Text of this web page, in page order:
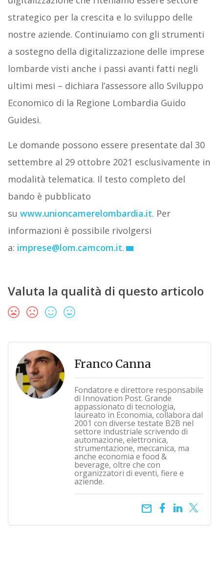
strategico per la crescita e lo sviluppo delle
nostre aziende. Continuiamo con gli strumenti
a sostegno della digitalizzazione delle imprese
lombarde visti anche i passi avanti fatti negli
ultimi mesi – dichiara l’assessore allo Sviluppo
Economico di la Regione Lombardia Guido
Guidesi.
Le domande possono essere presentate dal 30
settembre al 29 ottobre 2021 esclusivamente in
modalità telematica. Il testo completo del
bando è pubblicato
su www.unioncamerelombardia.it. Per
informazioni è possibile rivolgersi
a: imprese@lom.camcom.it.
Valuta la qualità di questo articolo
Franco Canna
Fondatore e direttore responsabile
di Innovation Post. Grande
appassionato di tecnologia,
laureato in Economia, collabora dal
2001 con diverse testate B2B nel
settore industriale scrivendo di
automazione, elettronica,
strumentazione, meccanica, ma
anche economia e food &
beverage, oltre che con
organizzatori di eventi, fiere e
aziende.
email